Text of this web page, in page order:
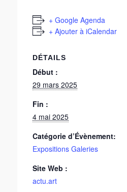
+ Google Agenda
+ Ajouter à iCalendar
DÉTAILS
Début :
29 mars 2025
Fin :
4 mai 2025
Catégorie d’Évènement:
Expositions Galeries
Site Web :
actu.art